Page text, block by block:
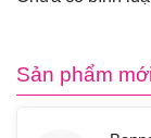
Sản phẩm mới